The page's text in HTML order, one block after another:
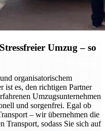
Umzug – so
organisatorischem
es, den richtigen Partner
Umzugsunternehmen
und sorgenfrei. Egal ob
– wir übernehmen die
Transport, sodass Sie sich auf